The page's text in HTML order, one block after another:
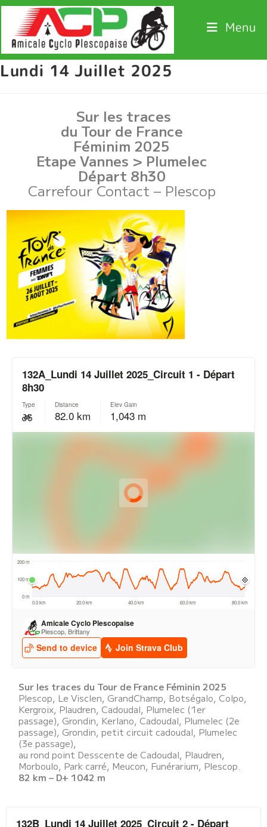
Menu
Lundi 14 Juillet 2025
Sur les traces
du Tour de France
Féminim 2025
Etape Vannes > Plumelec
Départ 8h30
Carrefour Contact – Plescop
Sur les traces du Tour de France Féminin 2025
Plescop, Le Visclen, GrandChamp, Botségalo, Colpo,
Kergroix, Plaudren, Cadoudal, Plumelec (1er
passage), Grondin, Kerlano, Cadoudal, Plumelec (2e
passage), Grondin, petit circuit cadoudal, Plumelec
(3e passage),
au rond point Desscente de Cadoudal, Plaudren,
Morboulo, Park carré, Meucon, Funérarium, Plescop.
82 km – D+ 1042 m